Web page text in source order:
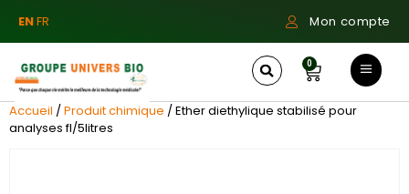
ENFR Mon compte
0
Accueil /Produit chimique / Ether diethylique stabilisé pour
analyses fl/5litres